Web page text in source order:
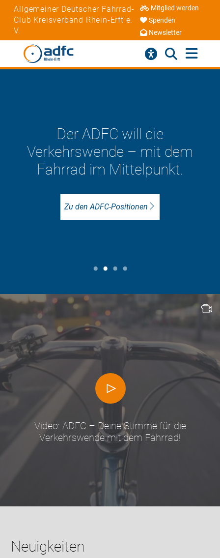
Allgemeiner Deutscher Fahrrad-
Club Kreisverband Rhein-Erft e.
V.
Mitglied werden
Spenden
Newsletter
Der ADFC will die
Verkehrswende – mit dem
Fahrrad im Mittelpunkt.
Zu den ADFC-Positionen
Video: ADFC – Deine Stimme für die
Verkehrswende mit dem Fahrrad!
Neuigkeiten